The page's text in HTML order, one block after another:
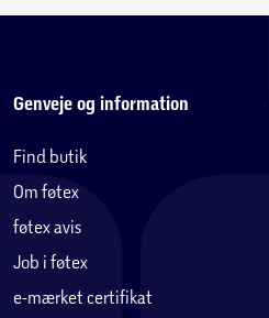
Genveje og information
Find butik
Om føtex
føtex avis
Job i føtex
e-mærket certifikat